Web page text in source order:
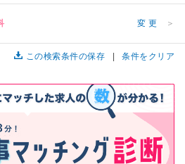
関西
中国・四国
常勤、夜勤なし可など
担当業務
病棟、外来など
こだわり条件
未経験歓迎、
雇用形態
正社員、契約社員など
変更 ＞
この検索条件の保存 条件をクリア